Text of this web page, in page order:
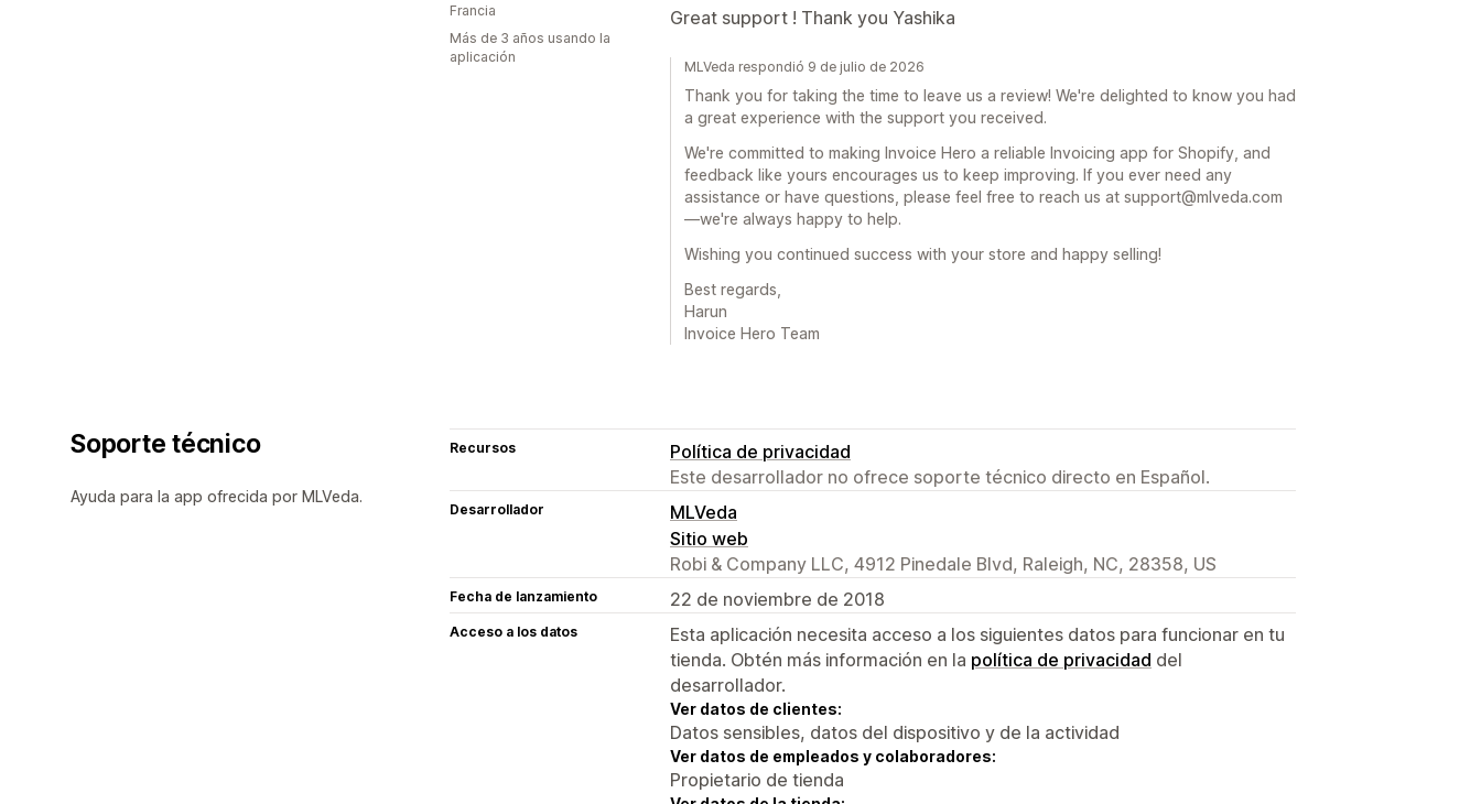
Great support ! Thank you Yashika
Francia
Más de 3 años usando la
aplicación
MLVeda respondió 9 de julio de 2026
Thank you for taking the time to leave us a review! We're delighted to know you had
a great experience with the support you received.
We're committed to making Invoice Hero a reliable Invoicing app for Shopify, and
feedback like yours encourages us to keep improving. If you ever need any
assistance or have questions, please feel free to reach us at support@mlveda.com
—we're always happy to help.
Wishing you continued success with your store and happy selling!
Best regards,
Harun
Invoice Hero Team
Soporte técnico
Ayuda para la app ofrecida por MLVeda.
Recursos
Política de privacidad
Este desarrollador no ofrece soporte técnico directo en Español.
Desarrollador
MLVeda
Sitio web
Robi & Company LLC, 4912 Pinedale Blvd, Raleigh, NC, 28358, US
Fecha de lanzamiento 22 de noviembre de 2018
Acceso a los datos
Esta aplicación necesita acceso a los siguientes datos para funcionar en tu
tienda. Obtén más información en la política de privacidad del
desarrollador.
Ver datos de clientes:
Datos sensibles, datos del dispositivo y de la actividad
Ver datos de empleados y colaboradores:
Propietario de tienda